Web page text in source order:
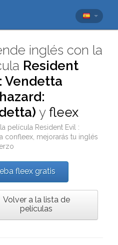
inglés con la
Resident
Vendetta
yfleex
película Resident Evil :
confleex , mejorarás tu inglés
fleex gratis
Volver a la lista de
películas